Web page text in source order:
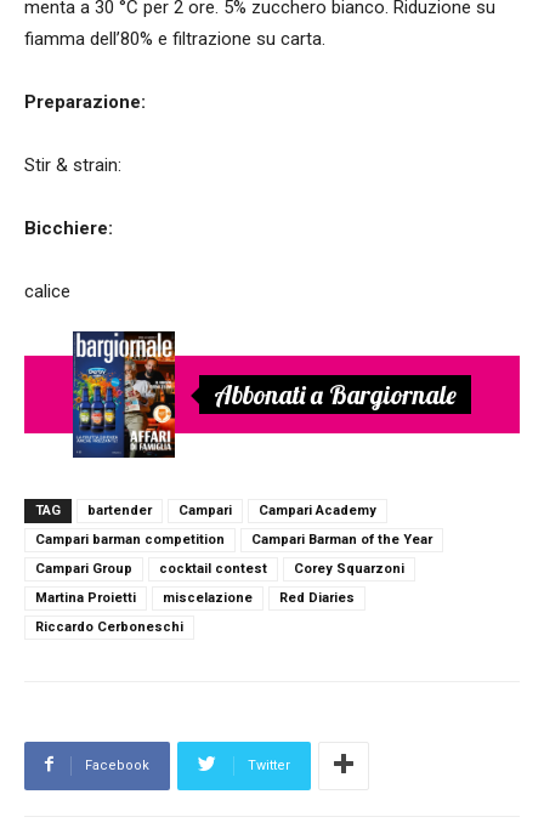
menta a 30 °C per 2 ore. 5% zucchero bianco. Riduzione su
fiamma dell’80% e filtrazione su carta.
Preparazione:
Stir & strain:
Bicchiere:
calice
Abbonati a Bargiornale
TAG bartender Campari
Campari Academy
Campari barman competition
Campari Barman of the Year
Campari Group
cocktail contest
Corey Squarzoni
Martina Proietti
miscelazione
Red Diaries
Riccardo Cerboneschi
Facebook Twitter